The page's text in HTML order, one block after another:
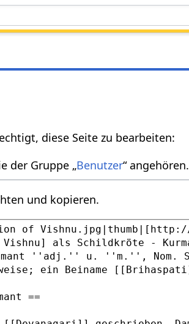
diese Seite zu bearbeiten:
der Gruppe „Benutzer“ angehören.
und kopieren.